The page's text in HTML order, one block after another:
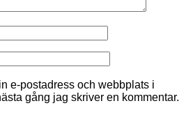
e-postadress och webbplats i
gång jag skriver en kommentar.